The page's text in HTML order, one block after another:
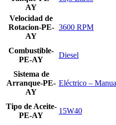
AY
Velocidad de
Rotacion-PE-
AY
3600 RPM
Combustible-
PE-AY
Diesel
Sistema de
Arranque-PE-
AY
Eléctrico –
Tipo de Aceite-
PE-AY
15W40